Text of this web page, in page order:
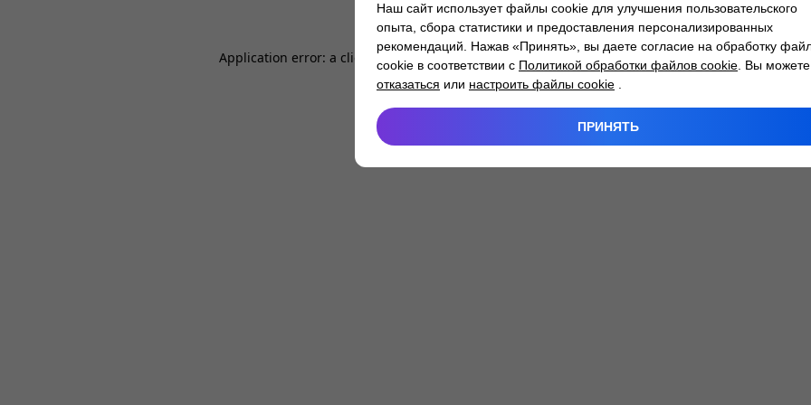
Application error: a client -side exception has occurred while loading atlantm.by (see the
Наш сайт использует файлы cookie для улучшения пользовательского
опыта, сбора статистики и предоставления персонализированных
рекомендаций. Нажав «Принять», вы даете согласие на обработку
cookie в соответствии с Политикой обработки файлов cookie . Вы можете
отказаться или настроить файлы cookie
ПРИНЯТЬ